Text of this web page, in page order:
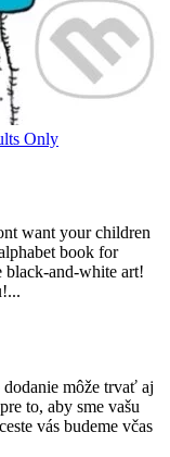
Only
want your children
book for
black-and-white art!
môže trvať aj
to, aby sme vašu
vás budeme včas